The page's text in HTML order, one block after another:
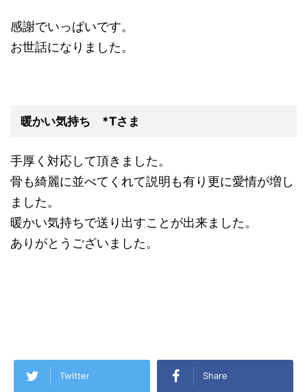
感謝でいっぱいです。
お世話になりました。
暖かい気持ち *Tさま
手厚く対応して頂きました。
骨も綺麗に並べてくれて説明も有り更に愛情が増し
ました。
暖かい気持ちで送り出すことが出来ました。
ありがとうございました。
Twitter Share